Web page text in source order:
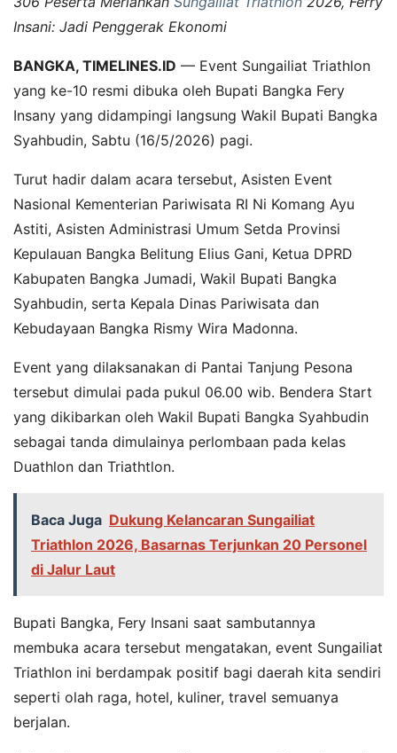
Insani: Jadi Penggerak Ekonomi
BANGKA, TIMELINES.ID — Event Sungailiat Triathlon
yang ke-10 resmi dibuka oleh Bupati Bangka Fery
Insany yang didampingi langsung Wakil Bupati Bangka
Syahbudin, Sabtu (16/5/2026) pagi.
Turut hadir dalam acara tersebut, Asisten Event
Nasional Kementerian Pariwisata RI Ni Komang Ayu
Astiti, Asisten Administrasi Umum Setda Provinsi
Kepulauan Bangka Belitung Elius Gani, Ketua DPRD
Kabupaten Bangka Jumadi, Wakil Bupati Bangka
Syahbudin, serta Kepala Dinas Pariwisata dan
Kebudayaan Bangka Rismy Wira Madonna.
Event yang dilaksanakan di Pantai Tanjung Pesona
tersebut dimulai pada pukul 06.00 wib. Bendera Start
yang dikibarkan oleh Wakil Bupati Bangka Syahbudin
sebagai tanda dimulainya perlombaan pada kelas
Duathlon dan Triathtlon.
Baca Juga Dukung Kelancaran Sungailiat
Triathlon 2026, Basarnas Terjunkan 20 Personel
di Jalur Laut
Bupati Bangka, Fery Insani saat sambutannya
membuka acara tersebut mengatakan, event Sungailiat
Triathlon ini berdampak positif bagi daerah kita sendiri
seperti olah raga, hotel, kuliner, travel semuanya
berjalan.